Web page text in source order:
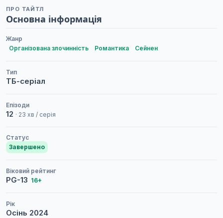
ПРО ТАЙТЛ
Основна інформація
Жанр
Організована злочинність
Романтика Сейнен
Тип
ТБ-серіал
Епізоди
12 · 23 хв / серія
Статус
Завершено
Віковий рейтинг
PG-13 16+
Рік
Осінь 2024